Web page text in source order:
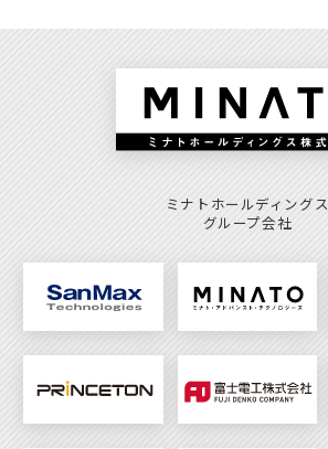
ミナトホールディングス
グループ会社